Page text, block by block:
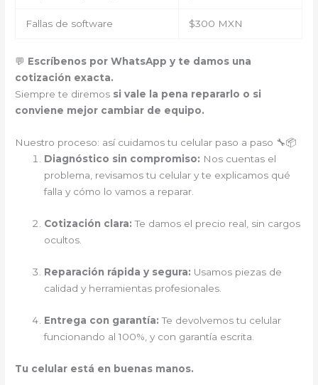
Fallas de software $300 MXN
💬 Escríbenos por WhatsApp y te damos una
cotización exacta.
Siempre te diremos si vale la pena repararlo o si
conviene mejor cambiar de equipo.
Nuestro proceso: así cuidamos tu celular paso a paso 🔧📦
Diagnóstico sin compromiso: Nos cuentas el
problema, revisamos tu celular y te explicamos qué
falla y cómo lo vamos a reparar.
Cotización clara: Te damos el precio real, sin cargos
ocultos.
Reparación rápida y segura: Usamos piezas de
calidad y herramientas profesionales.
Entrega con garantía: Te devolvemos tu celular
funcionando al 100%, y con garantía escrita.
Tu celular está en buenas manos.